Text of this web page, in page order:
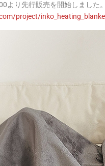
より先行販売を開始しました。
project/